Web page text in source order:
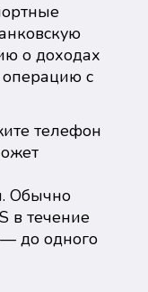
о доходах
операцию с
телефон
Обычно
в течение
до одного